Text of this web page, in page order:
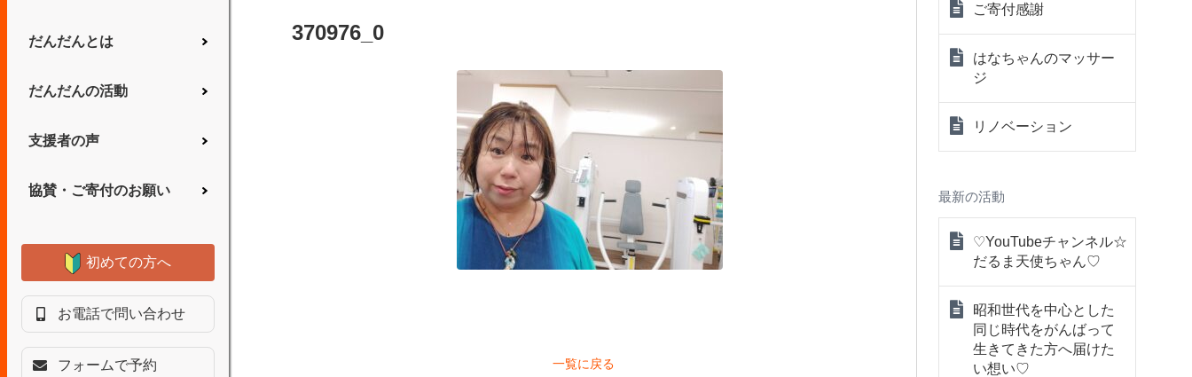
だんだんとは
だんだんの活動
支援者の声
協賛・ご寄付のお願い
初めての方へ
お電話で問い合わせ
フォームで予約
370976_0
一覧に戻る
ご寄付感謝
はなちゃんのマッサー
ジ
リノベーション
最新の活動
♡YouTubeチャンネル☆
だるま天使ちゃん♡
昭和世代を中心とした
同じ時代をがんばって
生きてきた方へ届けた
い想い♡